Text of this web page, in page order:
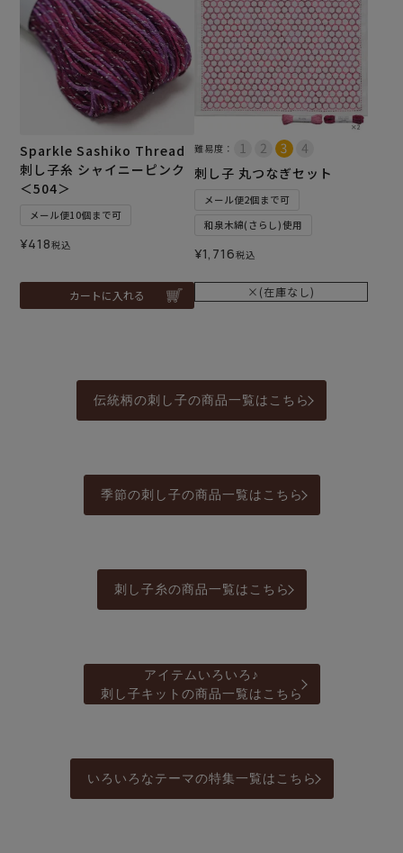
Sparkle Sashiko Thread
刺し子糸 シャイニーピンク
＜504＞
メール便10個まで可
¥418税込
カートに入れる
難易度：
刺し子 丸つなぎセット
メール便2個まで可
和泉木綿(さらし)使用
¥1,716税込
×(在庫なし)
伝統柄の刺し子の商品一覧はこちら
季節の刺し子の商品一覧はこちら
刺し子糸の商品一覧はこちら
アイテムいろいろ♪
刺し子キットの商品一覧はこちら
いろいろなテーマの特集一覧はこちら